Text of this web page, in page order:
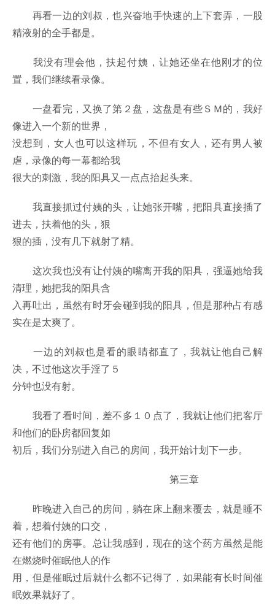
再看一边的刘叔，也兴奋地手快速的上下套弄，一股
精液射的全手都是。
我没有理会他，扶起付姨，让她还坐在他刚才的位
置，我们继续看录像。
一盘看完，又换了第２盘，这盘是有些ＳＭ的，我好
像进入一个新的世界，
没想到，女人也可以这样玩，不但有女人，还有男人被
虐，录像的每一幕都给我
很大的刺激，我的阳具又一点点抬起头来。
我直接抓过付姨的头，让她张开嘴，把阳具直接插了
进去，扶着他的头，狠
狠的插，没有几下就射了精。
这次我也没有让付姨的嘴离开我的阳具，强逼她给我
清理，她把我的阳具含
入再吐出，虽然有时牙会碰到我的阳具，但是那种占有感
实在是太爽了。
一边的刘叔也是看的眼睛都直了，我就让他自己解
决，不过他这次手淫了５
分钟也没有射。
我看了看时间，差不多１０点了，我就让他们把客厅
和他们的卧房都回复如
初后，我们分别进入自己的房间，我开始计划下一步。
第三章
昨晚进入自己的房间，躺在床上翻来覆去，就是睡不
着，想着付姨的口交，
还有他们的房事。总让我感到，现在的这个药方虽然是能
在燃烧时催眠他人的作
用，但是催眠过后就什么都不记得了，如果能有长时间催
眠效果就好了。